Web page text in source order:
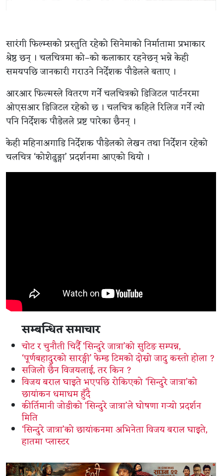
सारंगी फिल्म्सको प्रस्तुति रहेको सिनेमाको निर्मातामा प्रभाकार
श्रेष्ठ छन् । चलचित्रमा को–को कलाकार रहनेछन् भन्ने केही
समयपछि जानकारी गराउने निर्देशक पौडेलले बताए ।
आरआर फिल्मस्ले वितरण गर्ने चलचित्रको डिजिटल पार्टनरमा
ओएसआर डिजिटल रहेको छ । चलचित्र कहिले रिलिज गर्ने त्यो
पनि निर्देशक पौडेलले प्रष्ट पारेका छैनन् ।
केही महिनाअगाडि निर्देशक पौडेलको लेखन तथा निर्देशन रहेको
चलचित्र ‘कोशेढुङ्गा’ प्रदर्शनमा आएको थियो ।
सम्बन्धित समाचार
चोट र चुनौती चिर्दै ‘सिन्दुरे जात्रा’को सुटिङ सम्पन्न,
‘पूर्णबहादुरको सारङ्गी’ फेम्ड टिमको दोस्रो जादु कस्तो होला ?
सजिलो छैन विजयलाई, तर किन ?
विजय बराल घाइते भएपछि रोकिएको ‘सिन्दुरे जात्रा’को
छायांकन धमाधम हुँदै
कीर्तिमानी जोडीको ‘सिन्दुरे जात्रा’ले घोषणा गर्‍यो प्रदर्शन
मिति
‘सिन्दुरे जात्रा’को छायांकनमा अभिनेता विजय बराल घाइते,
हातमा प्लास्टर